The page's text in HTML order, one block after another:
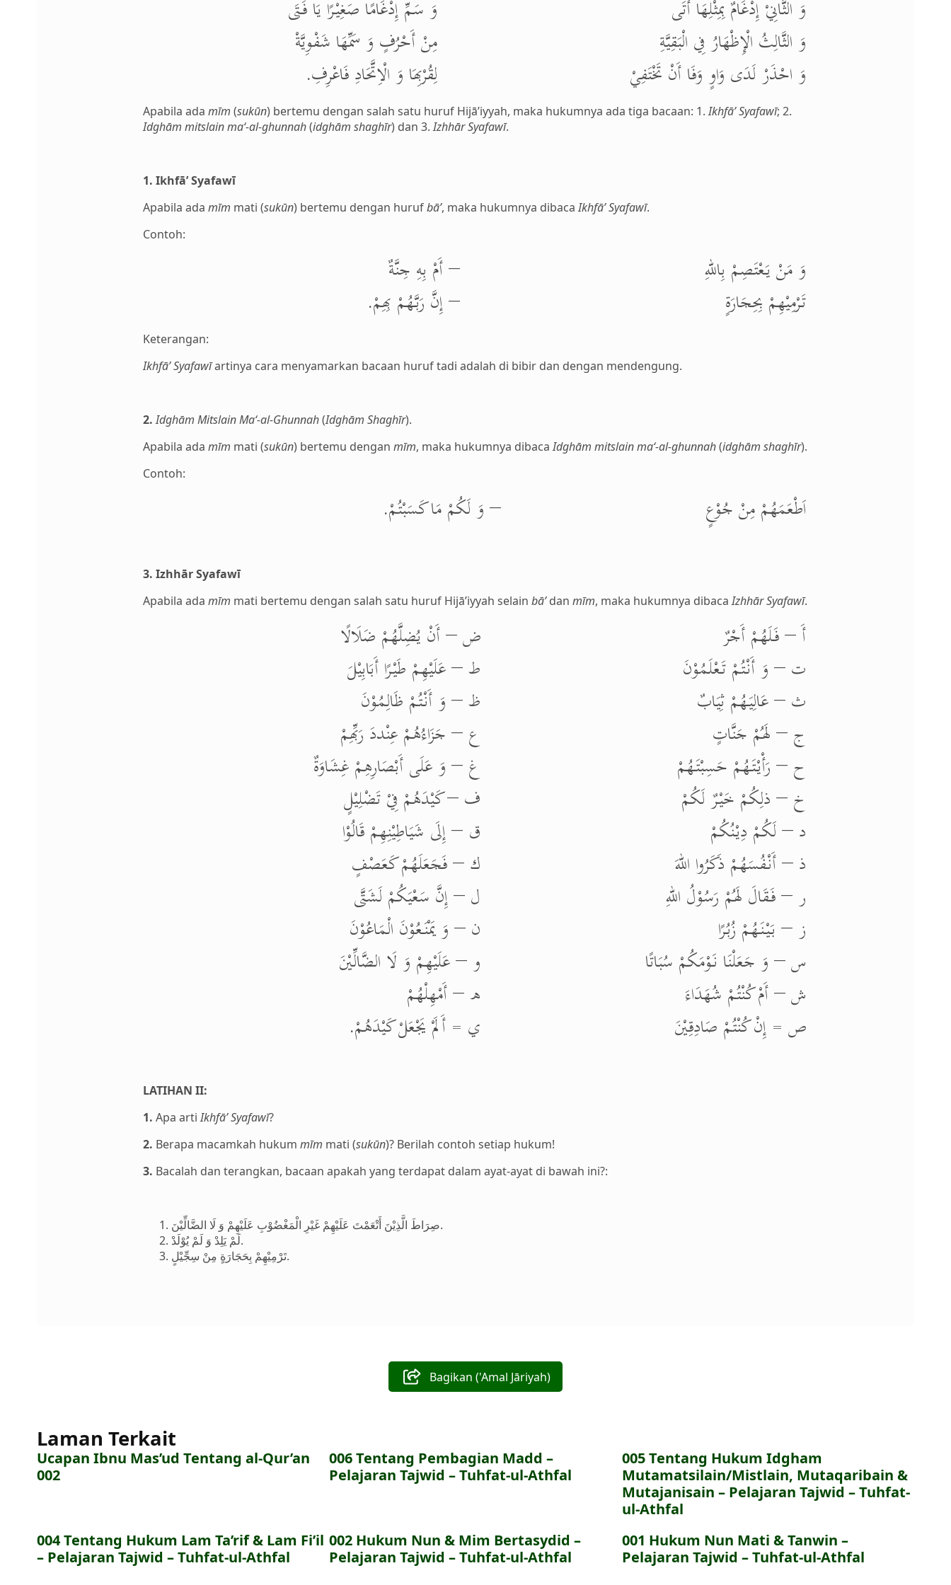
وَ الثَّانِيْ إِدْغَامٌ بِمِثْلِهَا أَتَى
وَ سَمِّ إِدْغَامًا صَغِيْرًا يَا فَتَى
وَ الثَّالِثُ الْإِظْهَارُ فِي الْبَقِيَّةِ
مِنْ أَحْرُفٍ وَ سَمِّهَا شَفْوِيَّةْ
وَ احْذَرْ لَدَى وَاوٍ وَفَا أَنْ تَخْتَفِيْ
لِقُرْبِهَا وَ الْاِتَّحَادِ فَاعْرِفِ.
Apabila ada mīm (sukūn) bertemu dengan salah satu huruf Hijā’iyyah, maka hukumnya ada tiga bacaan: 1.Ikhfā’ Syafawī; 2.
Idghām mitslain ma‘-al-ghunnah(idghām shaghīr) dan 3.Izhhār Syafawī.
1. Ikhfā’ Syafawī
Apabila ada mīm mati (sukūn) bertemu dengan hurufbā’, maka hukumnya dibacaIkhfā’ Syafawī.
Contoh:
وَ مَنْ يَعْتَصِمْ بِاللهِ
– أَمْ بِهِ جِنَّةٌ
تَرْمِيْهِمْ بِحِجَارَةٍ
– إِنَّ رَبَّهُمْ بِهِمْ.
Keterangan:
Ikhfā’ Syafawīartinya cara menyamarkan bacaan huruf tadi adalah di bibir dan dengan mendengung.
2.Idghām Mitslain Ma‘-al-Ghunnah(Idghām Shaghīr).
Apabila ada mīm mati (sukūn) bertemu dengan mīm, maka hukumnya dibacaIdghām mitslain ma‘-al-ghunnah(idghām shaghīr).
Contoh:
اَطْعَمَهُمْ مِنْ جُوْعٍ – وَ لَكُمْ مَا كَسَبْتُمْ.
3. Izhhār Syafawī
Apabila ada mīm mati bertemu dengan salah satu huruf Hijā’iyyah selain bā’dan mīm, maka hukumnya dibacaIzhhār Syafawī.
أَ – فَلَهُمْ أَجْرٌ
ض – أَنْ يُضِلَّهُمْ ضَلَالًا
ت – وَ أَنْتُمْ تَعْلَمُوْنَ
ط – عَلَيْهِمْ طَيْرًا أَبَابِيْلَ
ث – عَالِيَهُمْ ثِيَابٌ
ظ – وَ أَنْتُمْ ظَالِمُوْنَ
ج – لَهُمْ جَنَّاتٍ
ع – جَزَاءُهُمْ عِنْددَ رَبِّهِمْ
ح – رَأْيْتَهُمْ حَسِبْتَهُمْ
غ – وَ عَلَى أَبْصَارِهِمْ غِشَاوَةٌ
خ – ذلِكُمْ خَيْرٌ لَكُمْ
ف – كَيْدَهُمْ فِيْ تَضْلِيْلٍ
د – لَكُمْ دِيْنُكُمْ
ق – إِلَى شَيَاطِيْنِهِمْ قَالُوْا
ذ – أَنْفُسَهُمْ ذَكَرُوا اللهَ
ك – فَجَعَلَهُمْ كَعَصْفٍ
ر – فَقَالَ لَهُمْ رَسُوْلُ اللهِ
ل – إِنَّ سَعْيَكُمْ لَشَتَّى
ز – بَيْنَهُمْ زُبُرًا
ن – وَ يَمْنَعُوْنَ الْمَاعُوْنَ
س – وَ جَعَلْنَا نَوْمَكُمْ سُبَاتًا
و – عَلَيْهِمْ وَ لَا الضَّالِّيْنَ
ش – أَمْ كُنْتُمْ شُهَدَاءَ
ه – أَمْهِلْهُمْ
ص = إِنْ كُنْتُمْ صَادِقِيْنَ
ي = أَلَمْ يَجْعَلْ كَيْدَهُمْ.
LATIHAN II:
1. Apa artiIkhfā’ Syafawī?
2. Berapa macamkah hukum mīm mati (sukūn)? Berilah contoh setiap hukum!
3. Bacalah dan terangkan, bacaan apakah yang terdapat dalam ayat-ayat di bawah ini?:
صِرَاطَ الَّذِيْنَ أَتْعَمْتَ عَلَيْهِمْ غَيْرِ الْمَغْضُوْبِ عَلَيْهِمْ وَ لَا الضَّالِّيْنَ.
لَمْ يَلِدْ وَ لَمْ يُوْلَدْ.
تَرْمِيْهِمْ بِحَجَارَةٍ مِنْ سِجِّيْلٍ.
Bagikan ('Amal Jāriyah)
Laman Terkait
Ucapan Ibnu Mas’ud Tentang al-Qur’an
002
006 Tentang Pembagian Madd –
Pelajaran Tajwid – Tuhfat-ul-Athfal
005 Tentang Hukum Idgham
Mutamatsilain/Mistlain, Mutaqaribain &
Mutajanisain – Pelajaran Tajwid – Tuhfat-
ul-Athfal
004 Tentang Hukum Lam Ta’rif & Lam Fi’il
– Pelajaran Tajwid – Tuhfat-ul-Athfal
002 Hukum Nun & Mim Bertasydid –
Pelajaran Tajwid – Tuhfat-ul-Athfal
001 Hukum Nun Mati & Tanwin –
Pelajaran Tajwid – Tuhfat-ul-Athfal